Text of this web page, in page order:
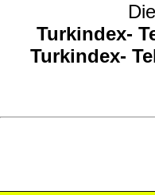
Turkindex-
Turkindex-